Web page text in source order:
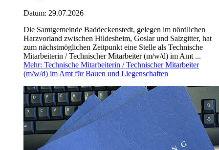
Datum: 29.07.2026
Die Samtgemeinde Baddeckenstedt, gelegen im nördlichen
Harzvorland zwischen Hildesheim, Goslar und Salzgitter, hat
zum nächstmöglichen Zeitpunkt eine Stelle als Technische
Mitarbeiterin / Technischer Mitarbeiter (m/w/d) im Amt ...
Mehr: Technische Mitarbeiterin / Technischer Mitarbeiter
(m/w/d) im Amt für Bauen und Liegenschaften